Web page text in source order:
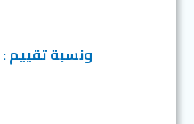
ونسبة تقييم :